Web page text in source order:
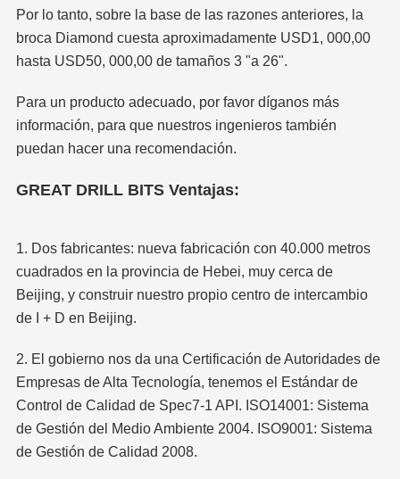
Por lo tanto, sobre la base de las razones anteriores, la
broca Diamond cuesta aproximadamente USD1, 000,00
hasta USD50, 000,00 de tamaños 3 "a 26".
Para un producto adecuado, por favor díganos más
información, para que nuestros ingenieros también
puedan hacer una recomendación.
GREAT DRILL BITS Ventajas:
1. Dos fabricantes: nueva fabricación con 40.000 metros
cuadrados en la provincia de Hebei, muy cerca de
Beijing, y construir nuestro propio centro de intercambio
de I + D en Beijing.
2. El gobierno nos da una Certificación de Autoridades de
Empresas de Alta Tecnología, tenemos el Estándar de
Control de Calidad de Spec7-1 API. ISO14001: Sistema
de Gestión del Medio Ambiente 2004. ISO9001: Sistema
de Gestión de Calidad 2008.